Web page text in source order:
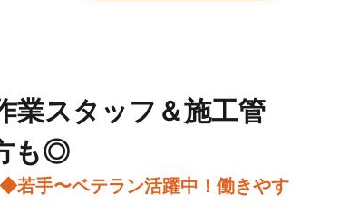
業スタッフ＆施工管
も◎
若手〜ベテラン活躍中！働きやす